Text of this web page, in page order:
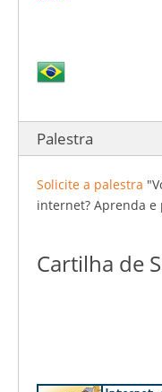
Palestra
Solicite a palestra
internet? Aprenda e
Cartilha de